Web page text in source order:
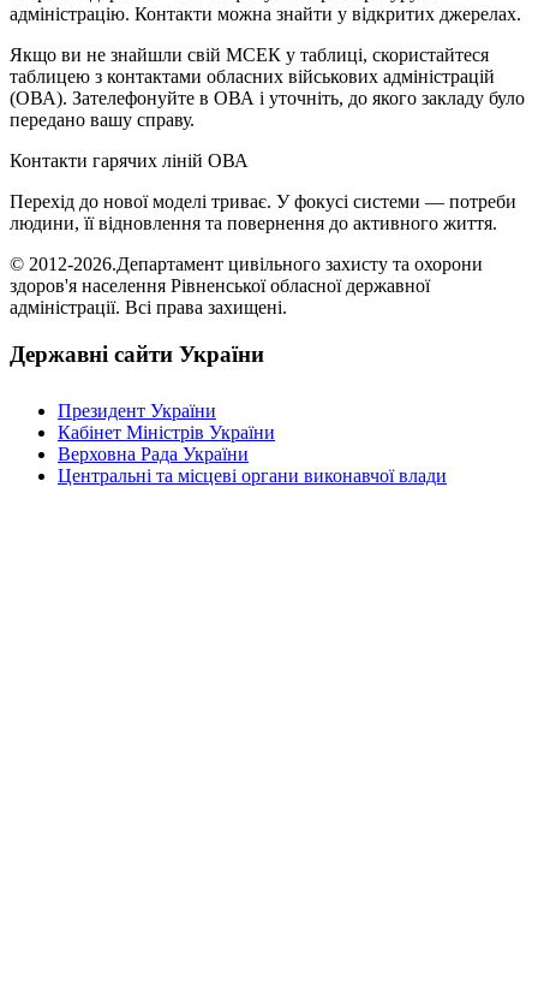
адміністрацію. Контакти можна знайти у відкритих джерелах.
Якщо ви не знайшли свій МСЕК у таблиці, скористайтеся
таблицею з контактами обласних військових адміністрацій
(ОВА). Зателефонуйте в ОВА і уточніть, до якого закладу було
передано вашу справу.
Контакти гарячих ліній ОВА
Перехід до нової моделі триває. У фокусі системи — потреби
людини, її відновлення та повернення до активного життя.
© 2012-2026.Департамент цивільного захисту та охорони
здоров'я населення Рівненської обласної державної
адміністрації. Всі права захищені.
Державні сайти України
Президент України
Кабінет Міністрів України
Верховна Рада України
Центральні та місцеві органи виконавчої влади